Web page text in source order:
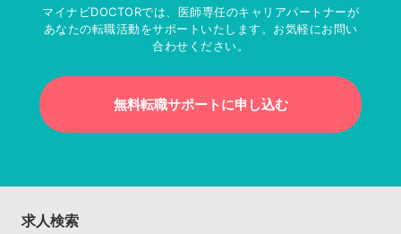
マイナビDOCTORでは、医師専任のキャリアパートナーが
あなたの転職活動をサポートいたします。お気軽にお問い
合わせください。
無料転職サポートに申し込む
求人検索